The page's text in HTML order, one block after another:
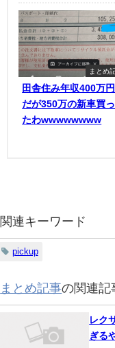
まとめ
田舎住み年収400万円
だが350万の新車買っ
たわwwwwwwww
関連キーワード
pickup
まとめ記事の関連記
レク
ぎる